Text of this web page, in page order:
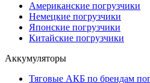
Американские погрузчики
Немецкие погрузчики
Японские погрузчики
Китайские погрузчики
Аккумуляторы
Тяговые АКБ по брендам